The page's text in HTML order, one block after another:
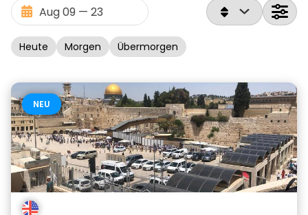
Heute Morgen Übermorgen
NEU